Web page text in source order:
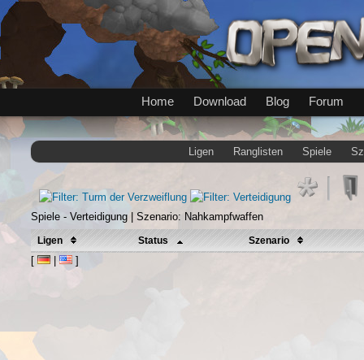
Home Download Blog Forum
Ligen Ranglisten Spiele
Spiele - Verteidigung | Szenario: Nahkampfwaffen
Ligen Status Szenario
[ | ]